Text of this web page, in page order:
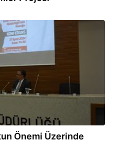
Önemi Üzerinde